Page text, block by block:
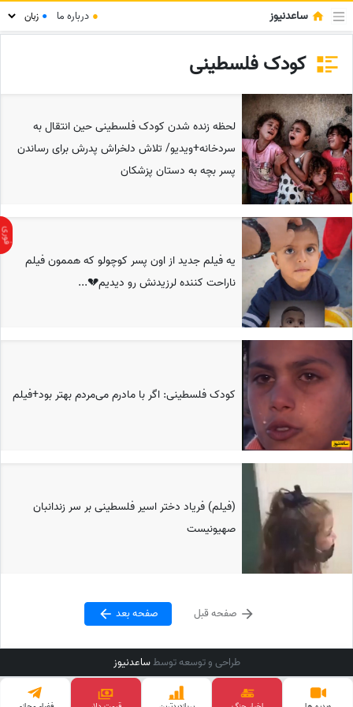
ساعدنیوز ● درباره ما ●
کودک فلسطینی
لحظه زنده شدن کودک فلسطینی حین انتقال به
سردخانه+ویدیو/ تلاش دلخراش پدرش برای رساندن
پسر بچه به دستان پزشکان
یه فیلم جدید از اون پسر کوچولو که هممون فیلم
ناراحت کننده لرزیدنش رو دیدیم💔...
کودک فلسطینی: اگر با مادرم می‌مردم بهتر بود+فیلم
(فیلم) فریاد دختر اسیر فلسطینی بر سر زندانبان
صهیونیست
صفحه قبل صفحه بعد
طراحی و توسعه توسطساعدنیوز